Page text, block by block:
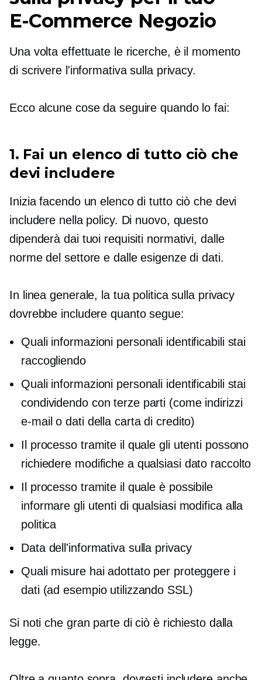
E-Commerce Negozio
Una volta effettuate le ricerche, è il momento
di scrivere l'informativa sulla privacy.
Ecco alcune cose da seguire quando lo fai:
1. Fai un elenco di tutto ciò che
devi includere
Inizia facendo un elenco di tutto ciò che devi
includere nella policy. Di nuovo, questo
dipenderà dai tuoi requisiti normativi, dalle
norme del settore e dalle esigenze di dati.
In linea generale, la tua politica sulla privacy
dovrebbe includere quanto segue:
Quali informazioni personali identificabili stai
raccogliendo
Quali informazioni personali identificabili stai
condividendo con terze parti (come indirizzi
e-mail o dati della carta di credito)
Il processo tramite il quale gli utenti possono
richiedere modifiche a qualsiasi dato raccolto
Il processo tramite il quale è possibile
informare gli utenti di qualsiasi modifica alla
politica
Data dell'informativa sulla privacy
Quali misure hai adottato per proteggere i
dati (ad esempio utilizzando SSL)
Si noti che gran parte di ciò è richiesto dalla
legge.